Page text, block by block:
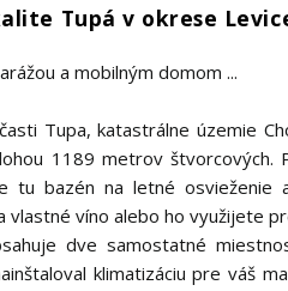
Tupá v okrese
a mobilným domom ...
Tupa, katastrálne územie
1189 metrov štvorcových.
tu bazén na letné osvieženie
víno alebo ho využijete
dve samostatné
klimatizáciu pre váš